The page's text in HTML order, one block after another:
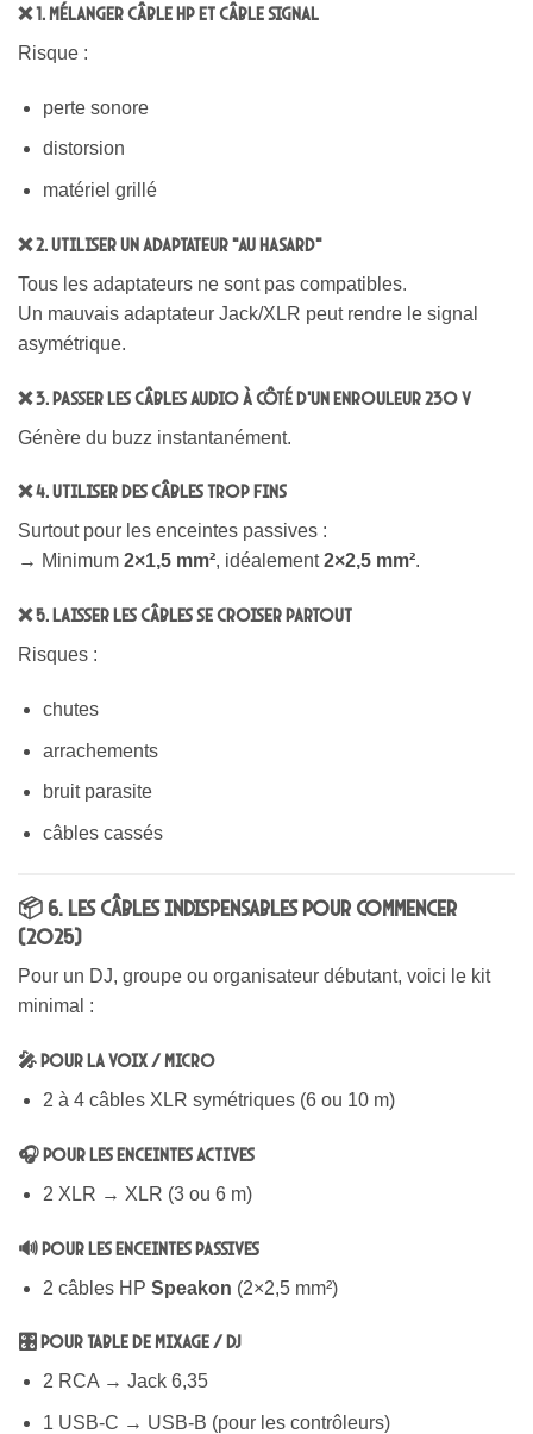
❌ 1. Mélanger câble HP et câble signal
Risque :
perte sonore
distorsion
matériel grillé
❌ 2. Utiliser un adaptateur “au hasard”
Tous les adaptateurs ne sont pas compatibles.
Un mauvais adaptateur Jack/XLR peut rendre le signal
asymétrique.
❌ 3. Passer les câbles audio à côté d’un enrouleur 230 V
Génère du buzz instantanément.
❌ 4. Utiliser des câbles trop fins
Surtout pour les enceintes passives :
→ Minimum 2×1,5 mm², idéalement2×2,5 mm².
❌ 5. Laisser les câbles se croiser partout
Risques :
chutes
arrachements
bruit parasite
câbles cassés
📦 6. Les câbles indispensables pour commencer
(2025)
Pour un DJ, groupe ou organisateur débutant, voici le kit
minimal :
🎤 Pour la voix / micro
2 à 4 câbles XLR symétriques (6 ou 10 m)
🎧 Pour les enceintes actives
2 XLR → XLR (3 ou 6 m)
🔊 Pour les enceintes passives
2 câbles HP Speakon (2×2,5 mm²)
🎛️ Pour table de mixage / DJ
2 RCA → Jack 6,35
1 USB-C → USB-B (pour les contrôleurs)